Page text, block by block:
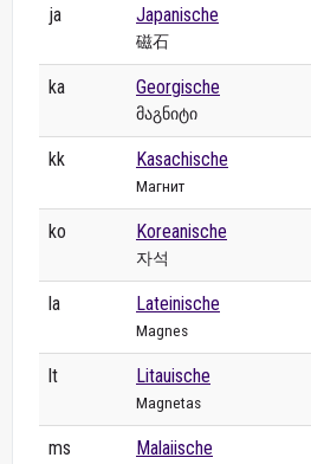
ja Japanische
磁石
ka Georgische
მაგნიტი
kk Kasachische
Магнит
ko Koreanische
자석
la Lateinische
Magnes
lt Litauische
Magnetas
ms Malaiische